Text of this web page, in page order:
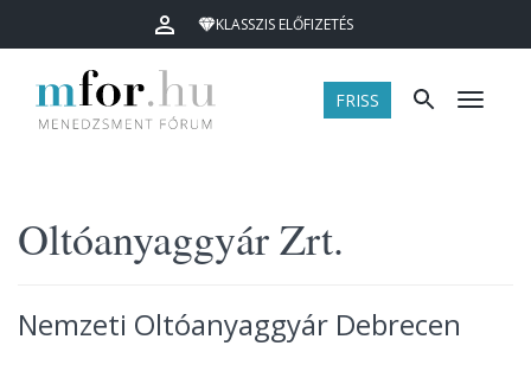
KLASSZIS ELŐFIZETÉS
FRISS Menü
Oltóanyaggyár Zrt.
Nemzeti Oltóanyaggyár Debrecen